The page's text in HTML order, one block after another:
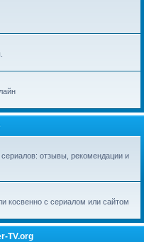
отзывы, рекомендации и
косвенно с сериалом или сайтом
TV.org